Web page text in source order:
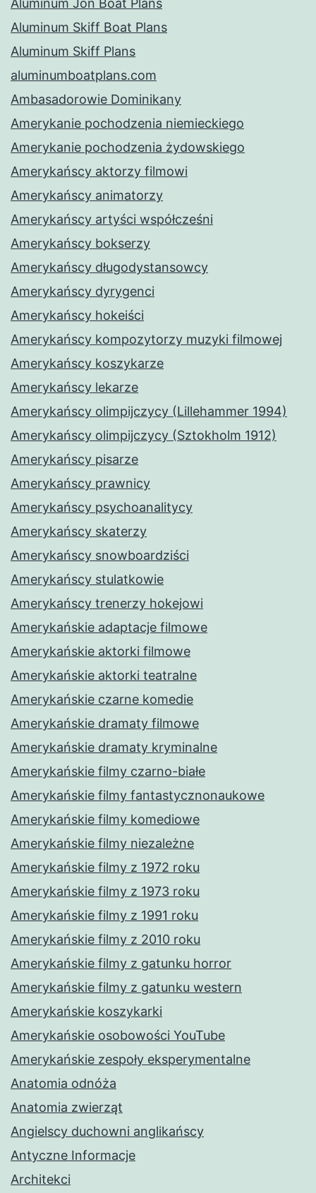
Aluminum Jon Boat Plans
Aluminum Skiff Boat Plans
Aluminum Skiff Plans
aluminumboatplans.com
Ambasadorowie Dominikany
Amerykanie pochodzenia niemieckiego
Amerykanie pochodzenia żydowskiego
Amerykańscy aktorzy filmowi
Amerykańscy animatorzy
Amerykańscy artyści współcześni
Amerykańscy bokserzy
Amerykańscy długodystansowcy
Amerykańscy dyrygenci
Amerykańscy hokeiści
Amerykańscy kompozytorzy muzyki filmowej
Amerykańscy koszykarze
Amerykańscy lekarze
Amerykańscy olimpijczycy (Lillehammer 1994)
Amerykańscy olimpijczycy (Sztokholm 1912)
Amerykańscy pisarze
Amerykańscy prawnicy
Amerykańscy psychoanalitycy
Amerykańscy skaterzy
Amerykańscy snowboardziści
Amerykańscy stulatkowie
Amerykańscy trenerzy hokejowi
Amerykańskie adaptacje filmowe
Amerykańskie aktorki filmowe
Amerykańskie aktorki teatralne
Amerykańskie czarne komedie
Amerykańskie dramaty filmowe
Amerykańskie dramaty kryminalne
Amerykańskie filmy czarno-białe
Amerykańskie filmy fantastycznonaukowe
Amerykańskie filmy komediowe
Amerykańskie filmy niezależne
Amerykańskie filmy z 1972 roku
Amerykańskie filmy z 1973 roku
Amerykańskie filmy z 1991 roku
Amerykańskie filmy z 2010 roku
Amerykańskie filmy z gatunku horror
Amerykańskie filmy z gatunku western
Amerykańskie koszykarki
Amerykańskie osobowości YouTube
Amerykańskie zespoły eksperymentalne
Anatomia odnóża
Anatomia zwierząt
Angielscy duchowni anglikańscy
Antyczne Informacje
Architekci